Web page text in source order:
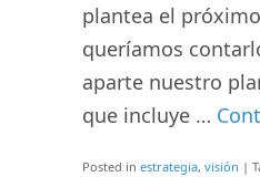
plantea el
queríamos
aparte nuestro
que incluye …
Posted in estrategia, visión |